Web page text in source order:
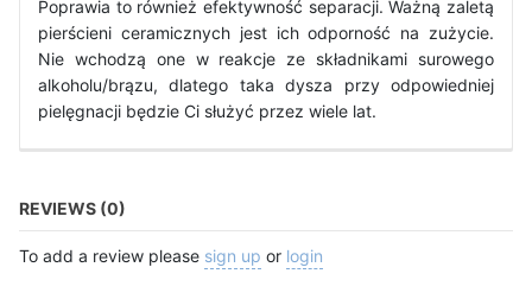
Poprawia to również efektywność separacji. Ważną zaletą
pierścieni ceramicznych jest ich odporność na zużycie.
Nie wchodzą one w reakcje ze składnikami surowego
alkoholu/brązu, dlatego taka dysza przy odpowiedniej
pielęgnacji będzie Ci służyć przez wiele lat.
REVIEWS (0)
To add a review please sign up or login